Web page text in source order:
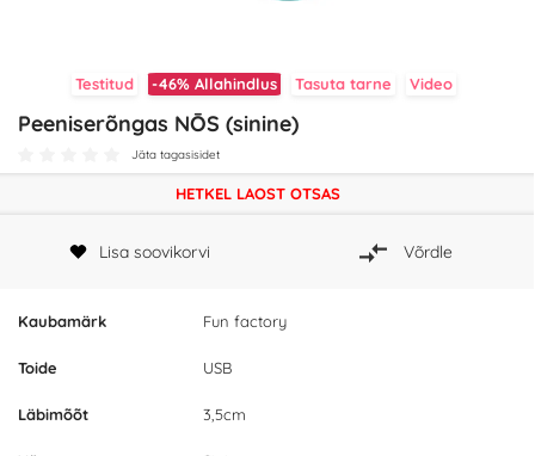
Testitud -46% Allahindlus Tasuta tarne Video
Peeniserõngas NŌS (sinine)
Jäta tagasisidet
Kaubamärk Fun factory
Toide USB
Läbimõõt 3,5cm
HETKEL LAOST OTSAS
Lisa soovikorvi Võrdle